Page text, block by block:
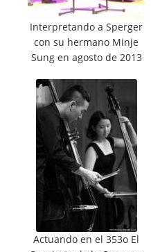
Interpretando a Sperger
con su hermano Minje
Sung en agosto de 2013
Actuando en el 353o El